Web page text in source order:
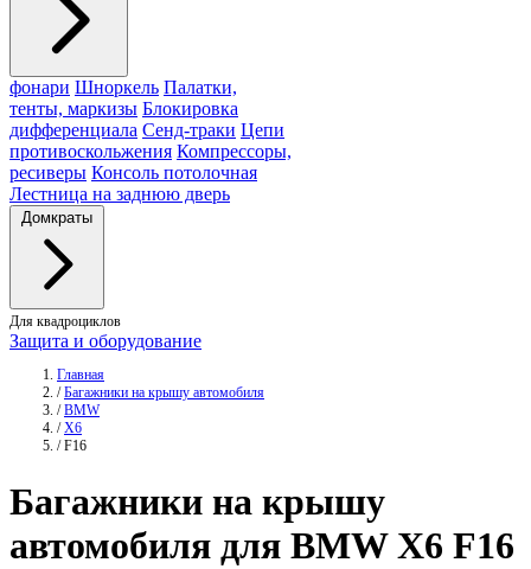
фонари Шноркель Палатки,
тенты, маркизы Блокировка
дифференциала Сенд-траки Цепи
противоскольжения Компрессоры,
ресиверы Консоль потолочная
Лестница на заднюю дверь
Домкраты
Для квадроциклов
Защита и оборудование
Главная
/ Багажники на крышу автомобиля
/ BMW
/ X6
/ F16
Багажники на крышу
автомобиля для BMW X6 F16